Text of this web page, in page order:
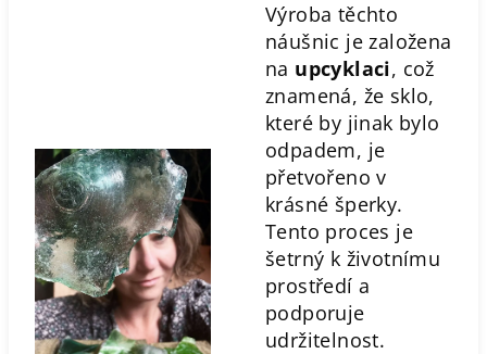
Výroba těchto
náušnic je založena
na upcyklaci, což
znamená, že sklo,
které by jinak bylo
odpadem, je
přetvořeno v
krásné šperky.
Tento proces je
šetrný k životnímu
prostředí a
podporuje
udržitelnost.